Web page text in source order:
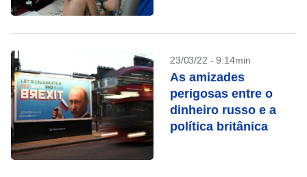
23/03/22 - 9:14min
As amizades
perigosas entre o
dinheiro russo e a
política britânica